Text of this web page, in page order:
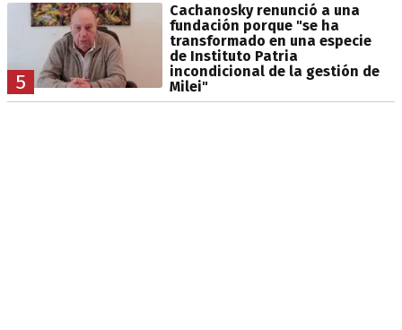
5
Cachanosky renunció a una
fundación porque "se ha
transformado en una especie
de Instituto Patria
incondicional de la gestión de
Milei"